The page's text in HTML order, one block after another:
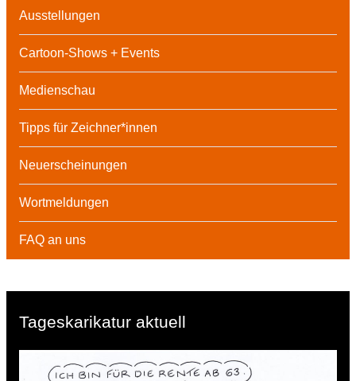
Ausstellungen
Cartoon-Shows + Events
Medienschau
Tipps für Zeichner*innen
Neuerscheinungen
Wortmeldungen
FAQ an uns
Tageskarikatur aktuell